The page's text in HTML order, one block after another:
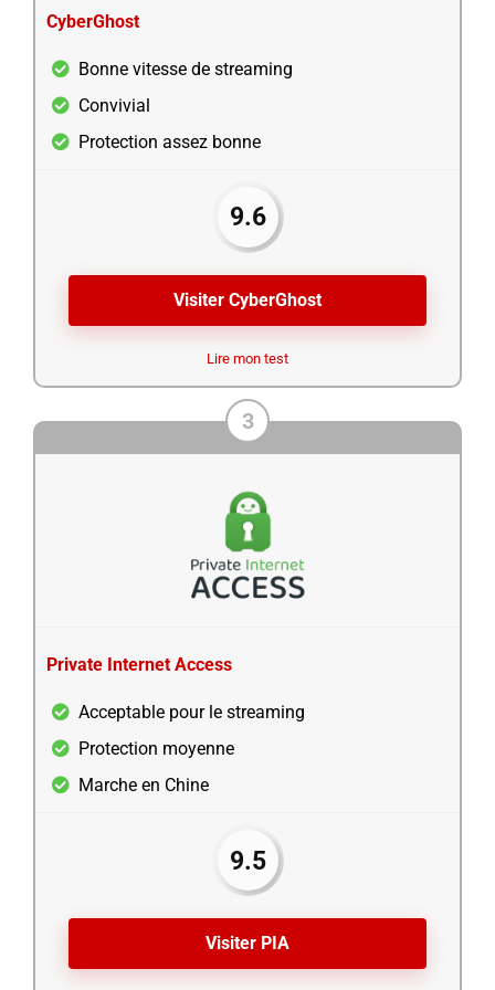
CyberGhost
Bonne vitesse de streaming
Convivial
Protection assez bonne
9.6
Visiter CyberGhost
Lire mon test
3
Private Internet Access
Acceptable pour le streaming
Protection moyenne
Marche en Chine
9.5
Visiter PIA